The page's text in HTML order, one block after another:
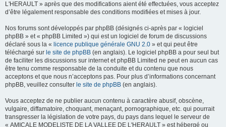
L'HERAULT » après que des modifications aient été effectuées, vous acceptez
d’être légalement responsable des conditions modifiées et mises à jour.
Nos forums sont développés par phpBB (désignés ci-après par « logiciel
phpBB » et « phpBB Limited ») qui est un logiciel de forum de discussions
déclaré sous la « licence publique générale GNU 2.0 » et qui peut être
téléchargé sur le site de phpBB (en anglais). Le logiciel phpBB a pour seul but
de faciliter les discussions sur internet et phpBB Limited ne peut en aucun cas
être tenu comme responsable de la conduite et du contenu que nous
acceptons et que nous n’acceptons pas. Pour plus d’informations concernant
phpBB, veuillez consulter le site de phpBB (en anglais).
Vous acceptez de ne publier aucun contenu à caractère abusif, obscène,
vulgaire, diffamatoire, choquant, menaçant, pornographique, etc. qui pourrait
transgresser la législation de votre pays, du pays dans lequel le serveur de
« AMICALE MODELISTE DE LA VALLEE DE L'HERAULT » est hébergé ou